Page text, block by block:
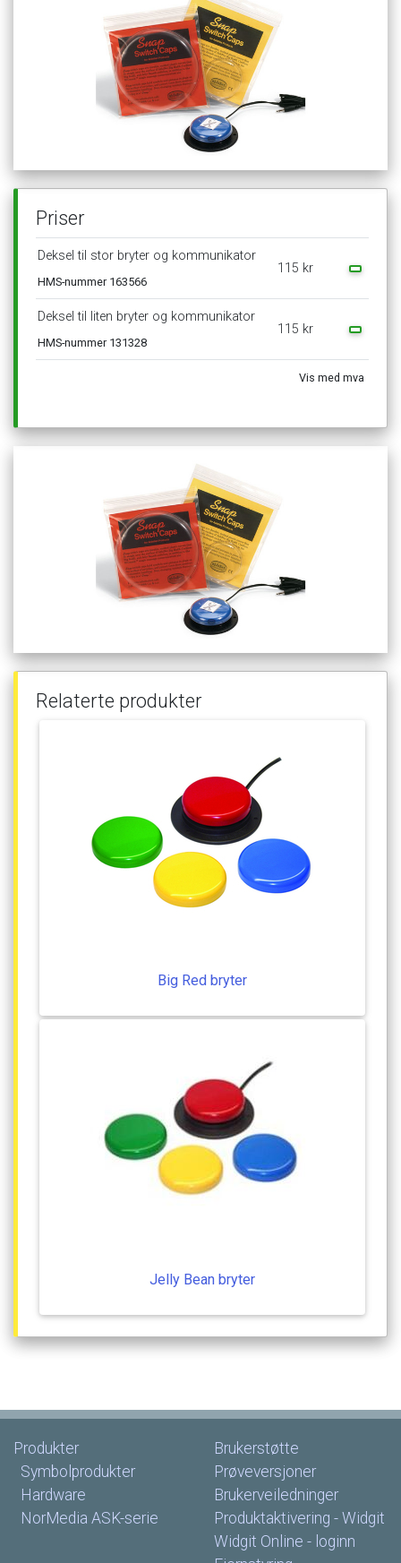
Priser
Deksel til stor bryter og kommunikator
HMS-nummer 163566
115 kr
Deksel til liten bryter og kommunikator
HMS-nummer 131328
115 kr
Vis med mva
Relaterte produkter
Big Red bryter
Jelly Bean bryter
Produkter
Symbolprodukter
Hardware
NorMedia ASK-serie
Brukerstøtte
Prøveversjoner
Brukerveiledninger
Produktaktivering - Widgit
Widgit Online - loginn